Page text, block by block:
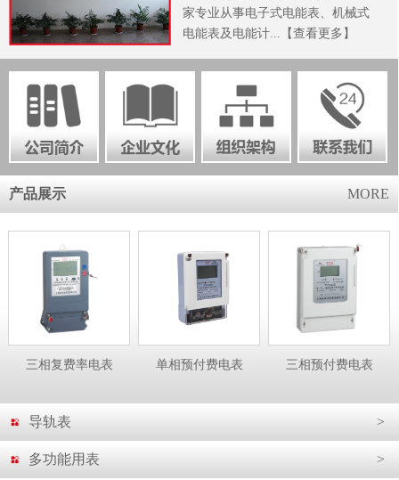
家专业从事电子式电能表、机械式
电能表及电能计...【查看更多】
产品展示 MORE
三相复费率电表 单相预付费电表 三相预付费电表
导轨表 >
多功能用表 >